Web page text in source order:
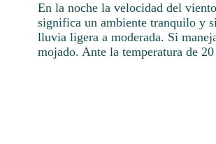
En la noche la velocidad del
significa un ambiente tranquilo y
lluvia ligera a moderada. Si
mojado. Ante la temperatura de